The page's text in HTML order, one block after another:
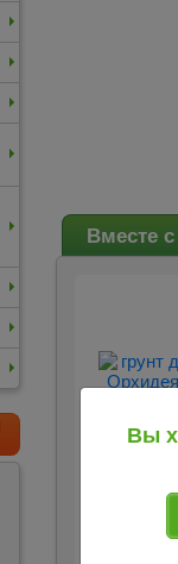
Вместе
96
Грунт
Вы